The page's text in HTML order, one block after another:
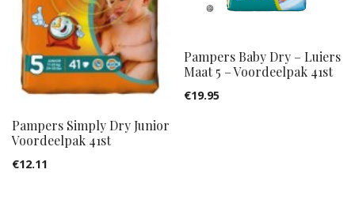
Pampers Simply Dry Junior
Voordeelpak 41st
€12.11
Pampers Baby Dry – Luiers
Maat 5 – Voordeelpak 41st
€19.95